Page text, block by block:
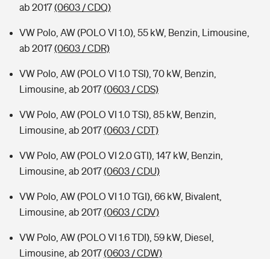
ab 2017(0603 / CDQ)
VW Polo, AW (POLO VI 1.0), 55 kW, Benzin, Limousine,
ab 2017(0603 / CDR)
VW Polo, AW (POLO VI 1.0 TSI), 70 kW, Benzin,
Limousine, ab 2017(0603 / CDS)
VW Polo, AW (POLO VI 1.0 TSI), 85 kW, Benzin,
Limousine, ab 2017(0603 / CDT)
VW Polo, AW (POLO VI 2.0 GTI), 147 kW, Benzin,
Limousine, ab 2017(0603 / CDU)
VW Polo, AW (POLO VI 1.0 TGI), 66 kW, Bivalent,
Limousine, ab 2017(0603 / CDV)
VW Polo, AW (POLO VI 1.6 TDI), 59 kW, Diesel,
Limousine, ab 2017(0603 / CDW)